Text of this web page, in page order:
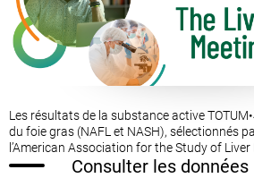
Les résultats de la substance active
du foie gras (NAFL et NASH), sélectionnés
l’American Association for the Study of Liver
Consulter les données